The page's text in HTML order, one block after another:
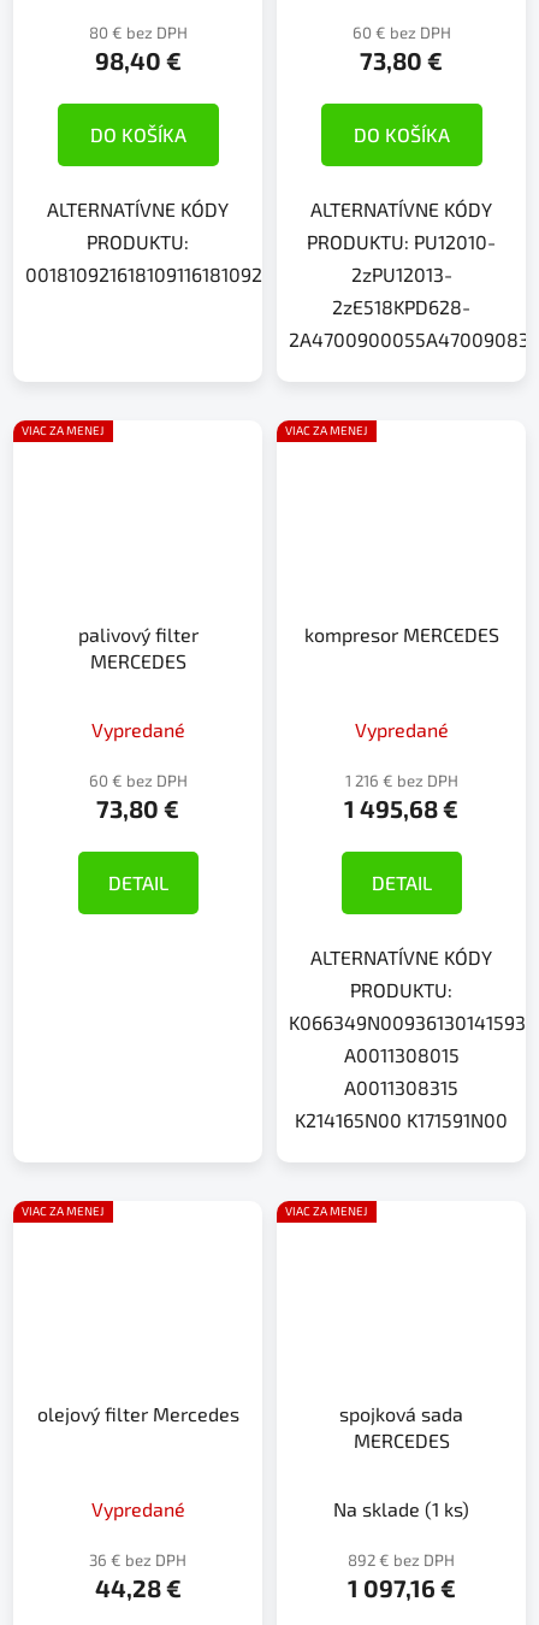
80 € bez DPH
98,40 €
DO KOŠÍKA
ALTERNATÍVNE KÓDY
PRODUKTU:
60 € bez DPH
73,80 €
DO KOŠÍKA
ALTERNATÍVNE KÓDY
PRODUKTU: PU12010-
2zPU12013-
2zE518KPD628-
VIAC ZA MENEJ
palivový filter
MERCEDES
Vypredané
60 € bez DPH
73,80 €
DETAIL
VIAC ZA MENEJ
kompresor MERCEDES
Vypredané
1 216 € bez DPH
1 495,68 €
DETAIL
ALTERNATÍVNE KÓDY
PRODUKTU:
A0011308015
A0011308315
K214165N00 K171591N00
VIAC ZA MENEJ
olejový filter Mercedes
Vypredané
36 € bez DPH
44,28 €
VIAC ZA MENEJ
spojková sada
MERCEDES
Na sklade (1 ks)
892 € bez DPH
1 097,16 €